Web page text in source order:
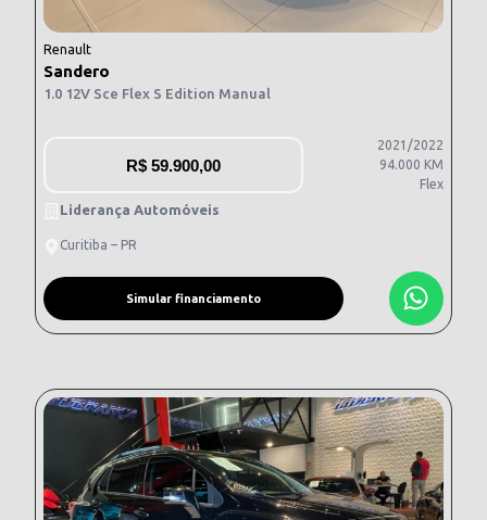
Renault
Sandero
1.0 12V Sce Flex S Edition Manual
R$ 59.900,00
2021/2022
94.000 KM
Flex
Liderança Automóveis
Curitiba – PR
Simular financiamento